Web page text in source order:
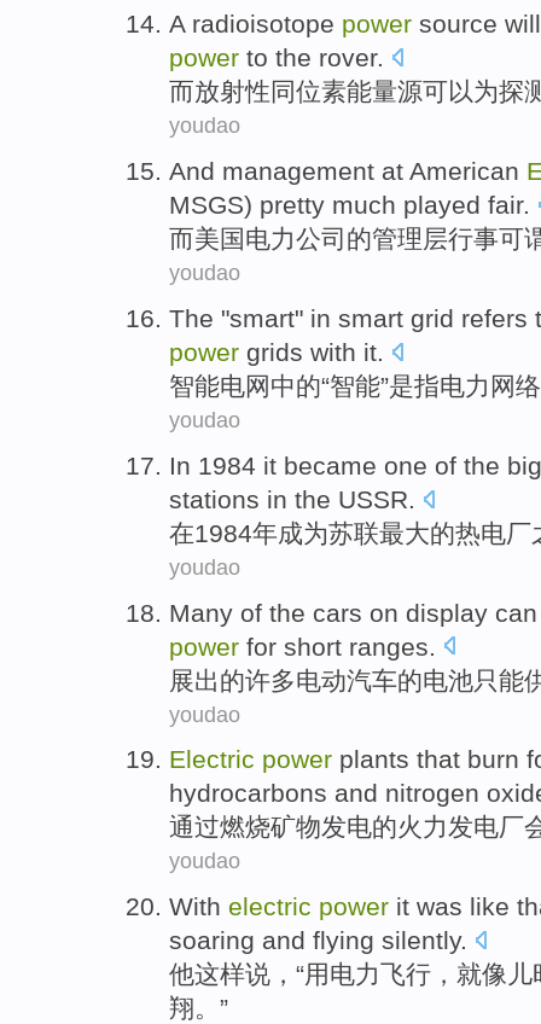
A radioisotope power source will
power to the rover.
而放射性同位素能量源可以为探
youdao
And management at American
MSGS) pretty much played fair.
而美国电力公司的管理层行事可
youdao
The "smart" in smart grid refers
power grids with it.
智能电网中的“智能”是指电力 网络
youdao
In 1984 it became one of the
stations in the USSR.
在1984年成为苏联最大的热电厂
youdao
Many of the cars on display
power for short ranges
展出的许多电动汽车的电池只能
youdao
Electric power plants that burn
hydrocarbons and nitrogen
通过燃烧矿物发电的火力发电厂
youdao
With electric power it was like
soaring and flying silently.
他这样说，“用电力飞行 ，就像 儿
翔。”